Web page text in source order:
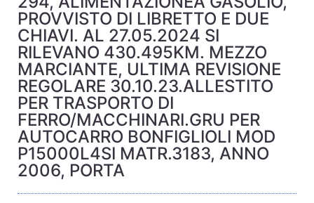
PROVVISTO DI LIBRETTO E DUE
CHIAVI. AL 27.05.2024 SI
RILEVANO 430.495KM. MEZZO
MARCIANTE, ULTIMA REVISIONE
REGOLARE 30.10.23.ALLESTITO
PER TRASPORTO DI
FERRO/MACCHINARI.GRU PER
AUTOCARRO BONFIGLIOLI MOD
P15000L4SI MATR.3183, ANNO
2006, PORTA